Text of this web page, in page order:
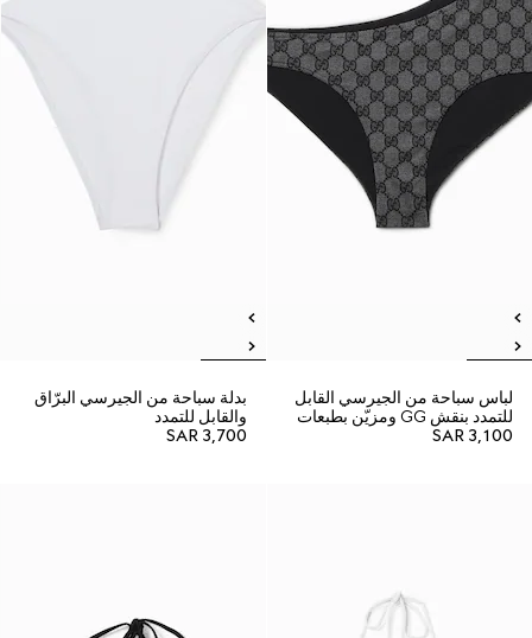
لباس سباحة من الجيرسي القابل
للتمدد بنقش GG ومزيّن بطبعات
SAR 3,100
بدلة سباحة من الجيرسي البرّاق
والقابل للتمدد
SAR 3,700